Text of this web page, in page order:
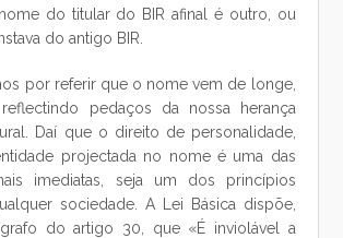
do titular do BIR afinal é outro, ou
do antigo BIR.
por referir que o nome vem de longe,
pedaços da nossa herança
Daí que o direito de personalidade,
projectada no nome é uma das
imediatas, seja um dos princípios
sociedade. A Lei Básica dispõe,
do artigo 30, que «É inviolável a